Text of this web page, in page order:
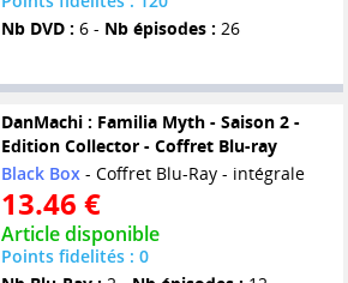
Nb DVD : 6 - Nb épisodes : 26
DanMachi : Familia Myth - Saison 2 -
Edition Collector - Coffret Blu-ray
Black Box- Coffret Blu-Ray - intégrale
13.46 €
Article disponible
Points fidelités : 0